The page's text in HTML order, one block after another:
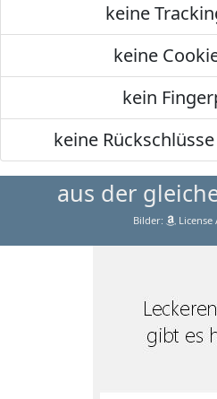
keine
keine
kein
keine
aus der
Bilder: